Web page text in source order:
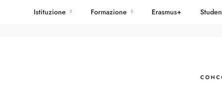
Istituzione Formazione Erasmus+